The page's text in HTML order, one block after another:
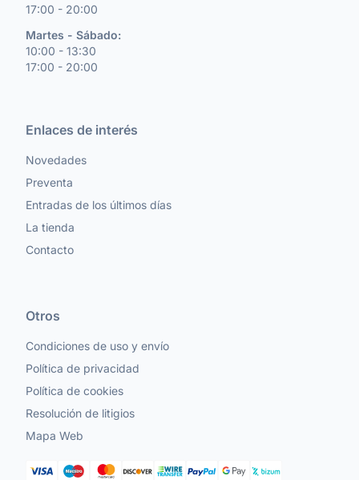
17:00 - 20:00
Martes - Sábado:
10:00 - 13:30
17:00 - 20:00
Enlaces de interés
Novedades
Preventa
Entradas de los últimos días
La tienda
Contacto
Otros
Condiciones de uso y envío
Política de privacidad
Política de cookies
Resolución de litigios
Mapa Web